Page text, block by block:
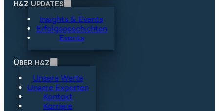
H&Z UPDATES
Insights & Events
Erfolgsgeschichten
Events
ÜBER H&Z
Unsere Werte
Unsere Experten
Kontakt
Karriere